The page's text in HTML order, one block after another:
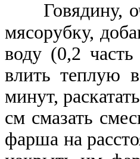
Говядину,
мясорубку,
воду (0,2
влить теплую
минут,
см смазать
фарша на